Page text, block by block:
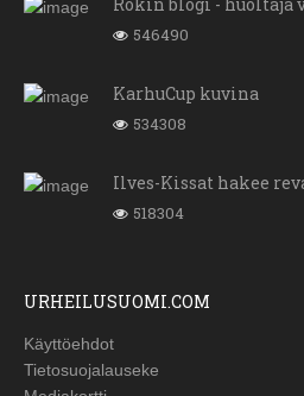
Rokin blogi - huoltaja
546490
KarhuCup kuvina
534308
Ilves-Kissat hakee
518304
URHEILUSUOMI.COM
Käyttöehdot
Tietosuojalauseke